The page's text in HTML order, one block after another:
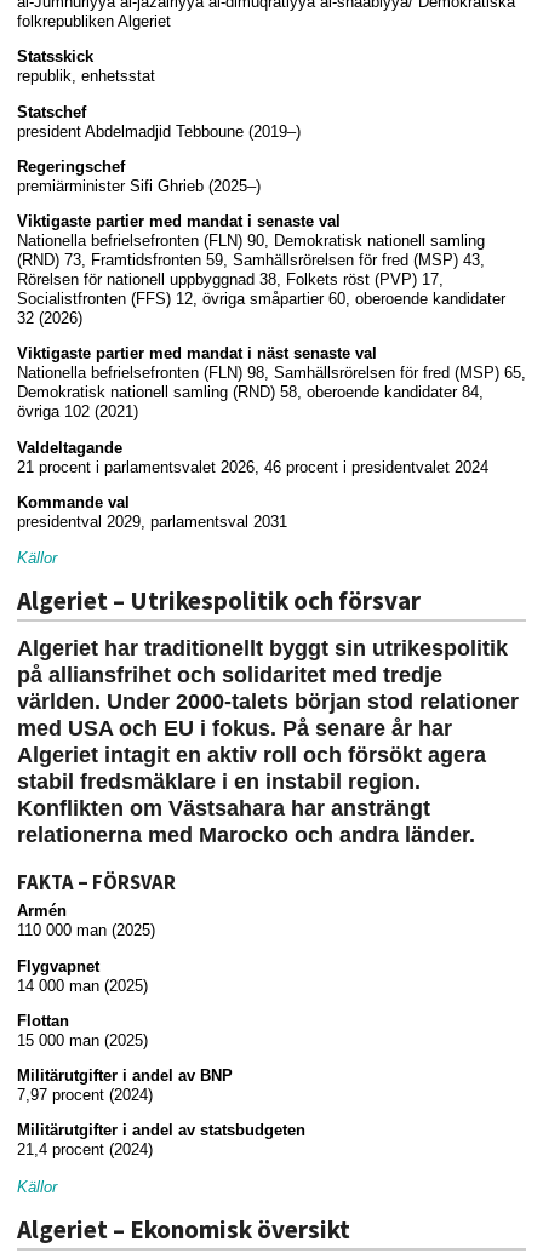
folkrepubliken Algeriet
Statsskick
republik, enhetsstat
Statschef
president Abdelmadjid Tebboune (2019–)
Regeringschef
premiärminister Sifi Ghrieb (2025–)
Viktigaste partier med mandat i senaste val
Nationella befrielsefronten (FLN) 90, Demokratisk nationell samling
(RND) 73, Framtidsfronten 59, Samhällsrörelsen för fred (MSP) 43,
Rörelsen för nationell uppbyggnad 38, Folkets röst (PVP) 17,
Socialistfronten (FFS) 12, övriga småpartier 60, oberoende kandidater
32 (2026)
Viktigaste partier med mandat i näst senaste val
Nationella befrielsefronten (FLN) 98, Samhällsrörelsen för fred (MSP) 65,
Demokratisk nationell samling (RND) 58, oberoende kandidater 84,
övriga 102 (2021)
Valdeltagande
21 procent i parlamentsvalet 2026, 46 procent i presidentvalet 2024
Kommande val
presidentval 2029, parlamentsval 2031
Källor
Algeriet – Utrikespolitik och försvar
Algeriet har traditionellt byggt sin utrikespolitik
på alliansfrihet och solidaritet med tredje
världen. Under 2000-talets början stod relationer
med USA och EU i fokus. På senare år har
Algeriet intagit en aktiv roll och försökt agera
stabil fredsmäklare i en instabil region.
Konflikten om Västsahara har ansträngt
relationerna med Marocko och andra länder.
FAKTA – FÖRSVAR
Armén
110 000 man (2025)
Flygvapnet
14 000 man (2025)
Flottan
15 000 man (2025)
Militärutgifter i andel av BNP
7,97 procent (2024)
Militärutgifter i andel av statsbudgeten
21,4 procent (2024)
Källor
Algeriet – Ekonomisk översikt